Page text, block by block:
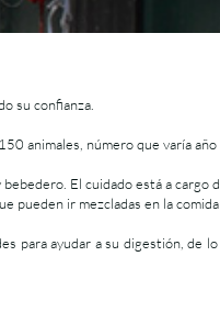
su confianza.
animales, número que varía año
El cuidado está a
pueden ir mezcladas en la
para ayudar a su digestión, de